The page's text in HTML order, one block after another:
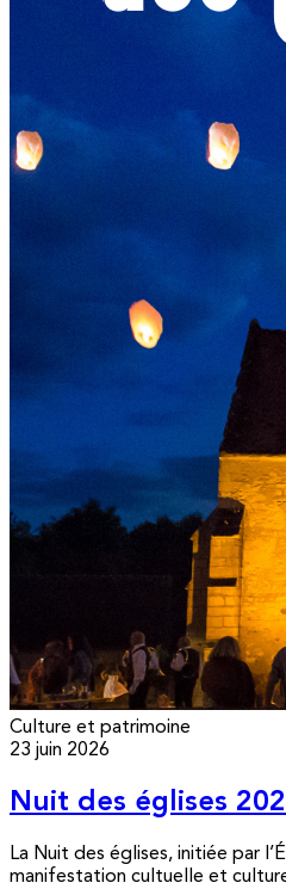
Culture et patrimoine
23 juin 2026
Nuit des églises
La Nuit des églises, initiée par
manifestation cultuelle et